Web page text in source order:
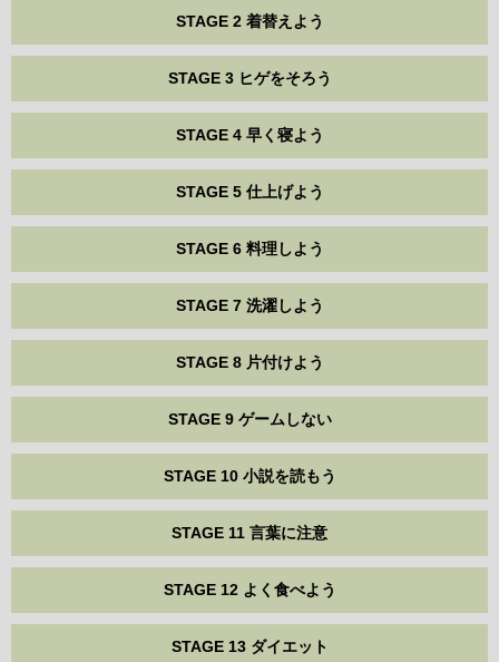
STAGE 2 着替えよう
STAGE 3 ヒゲをそろう
STAGE 4 早く寝よう
STAGE 5 仕上げよう
STAGE 6 料理しよう
STAGE 7 洗濯しよう
STAGE 8 片付けよう
STAGE 9 ゲームしない
STAGE 10 小説を読もう
STAGE 11 言葉に注意
STAGE 12 よく食べよう
STAGE 13 ダイエット